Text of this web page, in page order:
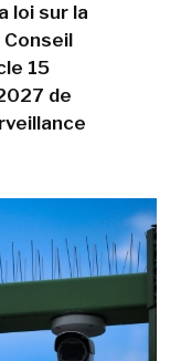
loi sur la
15
de